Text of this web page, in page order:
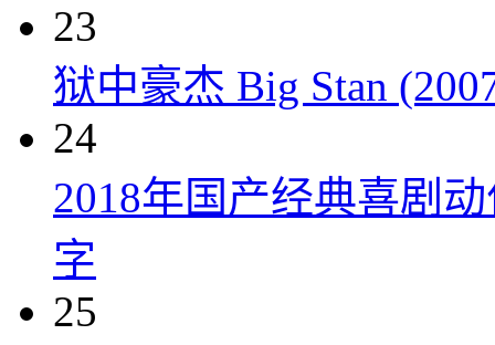
23
狱中豪杰 Big Stan
24
2018年国产经典喜剧
字
25